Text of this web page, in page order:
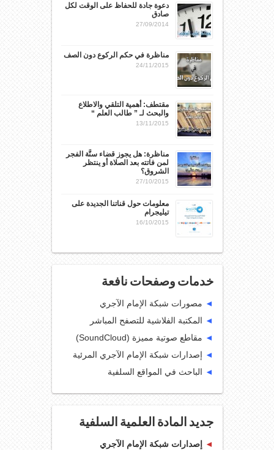
الوسوم
دعوة جادة للحفاظ على الوقت لكل
صادق
27/09/2014
مناظرة في حكم الركوع دون الصف
24/11/2015
مقتطف: أهمية التلقي والاطلاع
والبحث لـ ” طالب العلم “
13/11/2015
مناظرة: هل يجوز قضاء سنَّة الفجر
لمن فاتته بعد الصلاة أو ينتظر
الشروق؟
27/10/2015
معلومات حول قناتنا الجديدة على
تيليجرام
16/10/2015
خدمات وصفحات نافعة
◄ مصورات شبكة الإمام الآجري
◄ المكتبة الفلاشية للتصفح المباشر
◄ مقاطع صوتية مميزة (SoundCloud)
◄ إصدارات شبكة الإمام الآجري المرئية
◄ الباحث في المواقع السلفية
جديد المادة العلمية السلفية
◄
إصدارات شبكة الإمام الآجري